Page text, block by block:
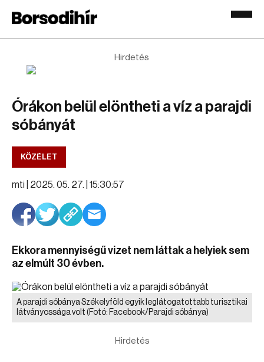
Hirdetés
Órákon belül elöntheti a víz a parajdi
sóbányát
KÖZÉLET
mti | 2025. 05. 27. | 15:30:57
Ekkora mennyiségű vizet nem láttak a helyiek sem
az elmúlt 30 évben.
A parajdi sóbánya Székelyföld egyik leglátogatottabb turisztikai
látványossága volt (Fotó: Facebook/Parajdi sóbánya)
Hirdetés